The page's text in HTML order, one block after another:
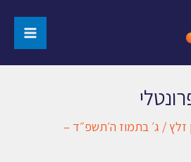
/ ג׳ בתמוז ה׳תשפ״ד –